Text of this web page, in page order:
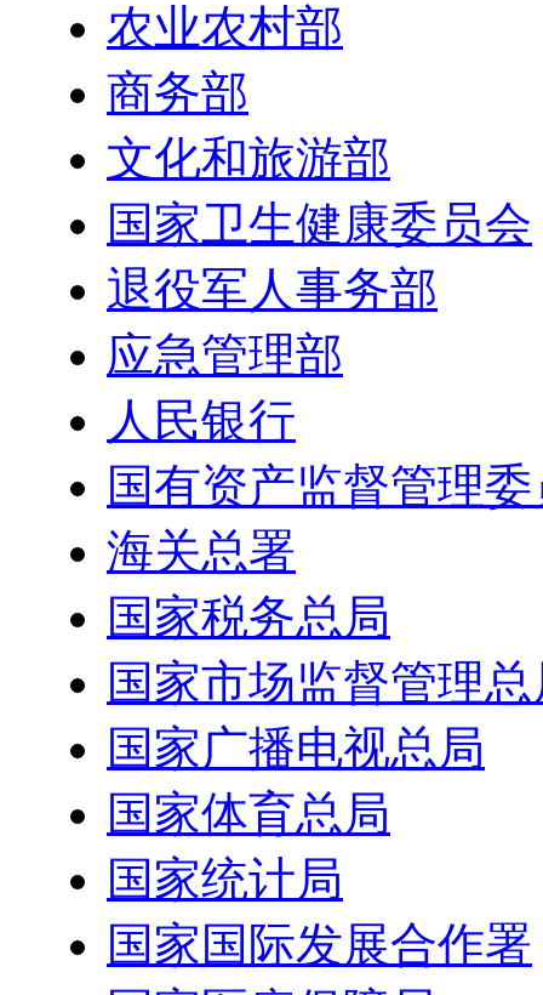
农业农村部
商务部
文化和旅游部
国家卫生健康委员会
退役军人事务部
应急管理部
人民银行
国有资产监督管理
海关总署
国家税务总局
国家市场监督管理
国家广播电视总局
国家体育总局
国家统计局
国家国际发展合作署